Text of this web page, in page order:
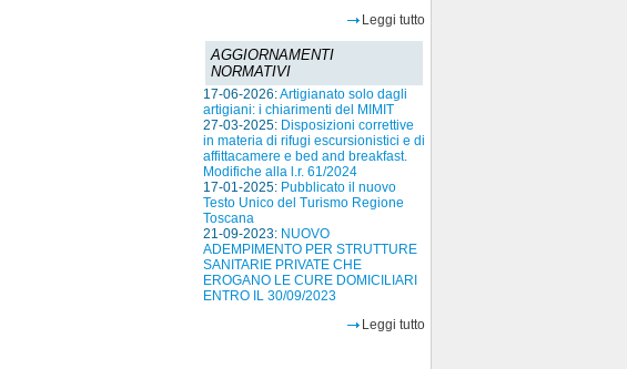
Leggi tutto
AGGIORNAMENTI
NORMATIVI
17-06-2026:Artigianato solo dagli
artigiani: i chiarimenti del MIMIT
27-03-2025: Disposizioni correttive
in materia di rifugi escursionistici e di
affittacamere e bed and breakfast.
Modifiche alla l.r. 61/2024
17-01-2025: Pubblicato il nuovo
Testo Unico del Turismo Regione
Toscana
21-09-2023: NUOVO
ADEMPIMENTO PER STRUTTURE
SANITARIE PRIVATE CHE
EROGANO LE CURE DOMICILIARI
ENTRO IL 30/09/2023
Leggi tutto